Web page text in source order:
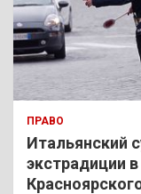
ПРАВО
Итальянский
экстрадиции